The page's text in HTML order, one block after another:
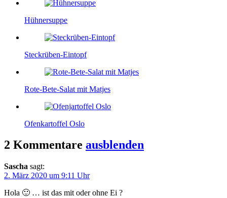
Hühnersuppe
Steckrüben-Eintopf
Rote-Bete-Salat mit Matjes
Ofenkartoffel Oslo
2 Kommentare ausblenden
Sascha sagt:
2. März 2020 um 9:11 Uhr
Hola 🙂 … ist das mit oder ohne Ei ?